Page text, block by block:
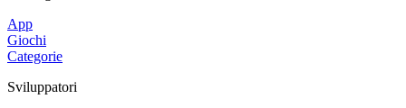
App
Giochi
Categorie
Sviluppatori